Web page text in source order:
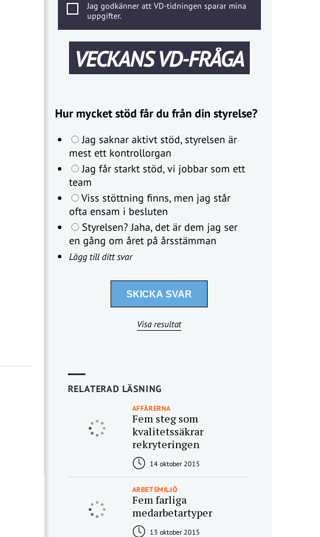
Jag godkänner att VD-tidningen sparar mina
uppgifter.
VECKANS VD-FRÅGA
Hur mycket stöd får du från din styrelse?
Jag saknar aktivt stöd, styrelsen är
mest ett kontrollorgan
Jag får starkt stöd, vi jobbar som ett
team
Viss stöttning finns, men jag står
ofta ensam i besluten
Styrelsen? Jaha, det är dem jag ser
en gång om året på årsstämman
Lägg till ditt svar
Visa resultat
RELATERAD LÄSNING
AFFÄRERNA
Fem steg som
kvalitetssäkrar
rekryteringen
14 oktober 2015
ARBETSMILJÖ
Fem farliga
medarbetartyper
13 oktober 2015